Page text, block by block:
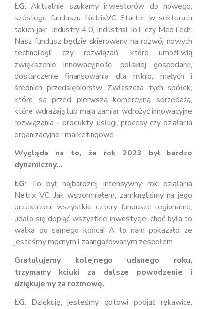
ŁG: Aktualnie szukamy inwestorów do nowego,
szóstego funduszu NetrixVC Starter w sektorach
takich jak: Industry 4.0, Industrial IoT czy MedTech.
Nasz fundusz będzie skierowany na rozwój nowych
technologii czy rozwiązań, które umożliwią
zwiększenie innowacyjności polskiej gospodarki,
dostarczenie finansowania dla mikro, małych i
średnich przedsiębiorstw. Zwłaszcza tych spółek,
które są przed pierwszą komercyjną sprzedażą,
które wdrażają lub mają zamiar wdrożyć innowacyjne
rozwiązania – produkty, usługi, procesy czy działania
organizacyjne i marketingowe.
Wygląda na to, że rok 2023 był bardzo
dynamiczny…
ŁG: To był najbardziej intensywny rok działania
Netrix VC. Jak wspomniałem, zamknęliśmy na jego
przestrzeni wszystkie cztery fundusze regionalne,
udało się dopiąć wszystkie inwestycje, choć była to
walka do samego końca! A to nam pokazało ze
jesteśmy mocnym i zaangażowanym zespołem.
Gratulujemy kolejnego udanego roku,
trzymamy kciuki za dalsze powodzenie i
dziękujemy za rozmowę.
ŁG: Dziękuję, jesteśmy gotowi podjąć rękawice,